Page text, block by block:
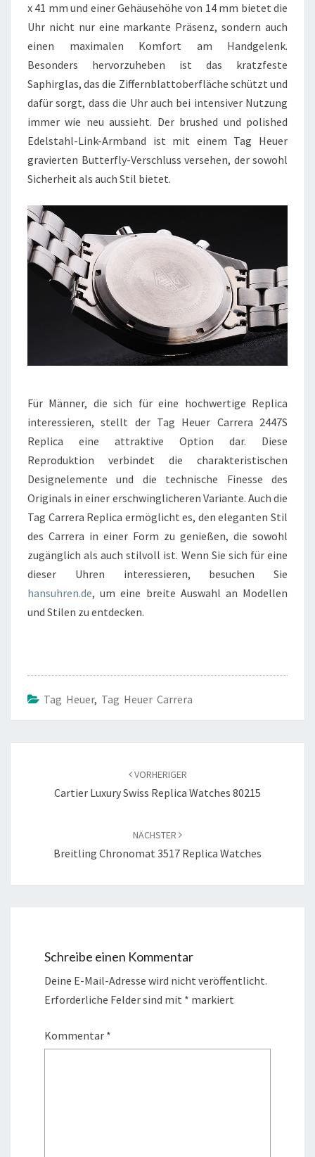
x 41 mm und einer Gehäusehöhe von 14 mm bietet die
Uhr nicht nur eine markante Präsenz, sondern auch
einen maximalen Komfort am Handgelenk.
Besonders hervorzuheben ist das kratzfeste
Saphirglas, das die Ziffernblattoberfläche schützt und
dafür sorgt, dass die Uhr auch bei intensiver Nutzung
immer wie neu aussieht. Der brushed und polished
Edelstahl-Link-Armband ist mit einem Tag Heuer
gravierten Butterfly-Verschluss versehen, der sowohl
Sicherheit als auch Stil bietet.
Für Männer, die sich für eine hochwertige Replica
interessieren, stellt der Tag Heuer Carrera 2447S
Replica eine attraktive Option dar. Diese
Reproduktion verbindet die charakteristischen
Designelemente und die technische Finesse des
Originals in einer erschwinglicheren Variante. Auch die
Tag Carrera Replica ermöglicht es, den eleganten Stil
des Carrera in einer Form zu genießen, die sowohl
zugänglich als auch stilvoll ist. Wenn Sie sich für eine
dieser Uhren interessieren, besuchen Sie
hansuhren.de, um eine breite Auswahl an Modellen
und Stilen zu entdecken.
Tag Heuer, Tag Heuer Carrera
VORHERIGER
Cartier Luxury Swiss Replica Watches 80215
NÄCHSTER
Breitling Chronomat 3517 Replica Watches
Schreibe einen Kommentar
Deine E-Mail-Adresse wird nicht veröffentlicht.
Erforderliche Felder sind mit * markiert
Kommentar *